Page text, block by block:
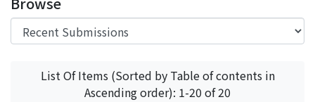
List Of Items (Sorted by Table of contents in
Ascending order): 1-20 of 20